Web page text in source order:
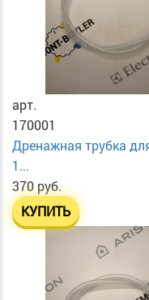
арт.
170001
Дренажная трубка
1...
370 руб.
КУПИТЬ